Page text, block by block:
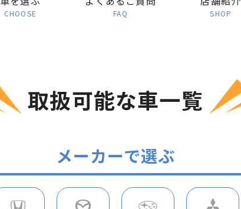
CHOOSE FAQ SHOP
取扱可能な車一覧
メーカーで選ぶ